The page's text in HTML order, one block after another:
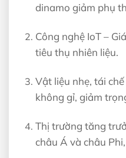
dinamo giảm phụ
Công nghệ IoT –
tiêu thụ nhiên liệu.
Vật liệu nhẹ, tái
không gỉ, giảm
Thị trường tăng
châu Á và châu